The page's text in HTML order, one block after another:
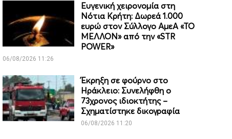
Ευγενική χειρονομία στη
Νότια Κρήτη: Δωρεά 1.000
ευρώ στον Σύλλογο ΑμεΑ «ΤΟ
ΜΕΛΛΟΝ» από την «STR
POWER»
06/08/2026 11:26
Έκρηξη σε φούρνο στο
Ηράκλειο: Συνελήφθη ο
73χρονος ιδιοκτήτης –
Σχηματίστηκε δικογραφία
06/08/2026 11:20